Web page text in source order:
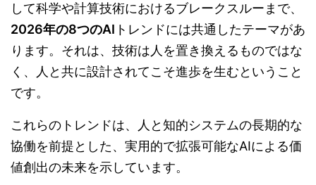
して科学や計算技術におけるブレークスルーまで、
2026年の8つのAI トレンドには共通したテーマがあ
ります。それは、技術は人を置き換えるものではな
く、人と共に設計されてこそ進歩を生むということ
です。
これらのトレンドは、人と知的システムの長期的な
協働を前提とした、実用的で拡張可能なAIによる価
値創出の未来を示しています。